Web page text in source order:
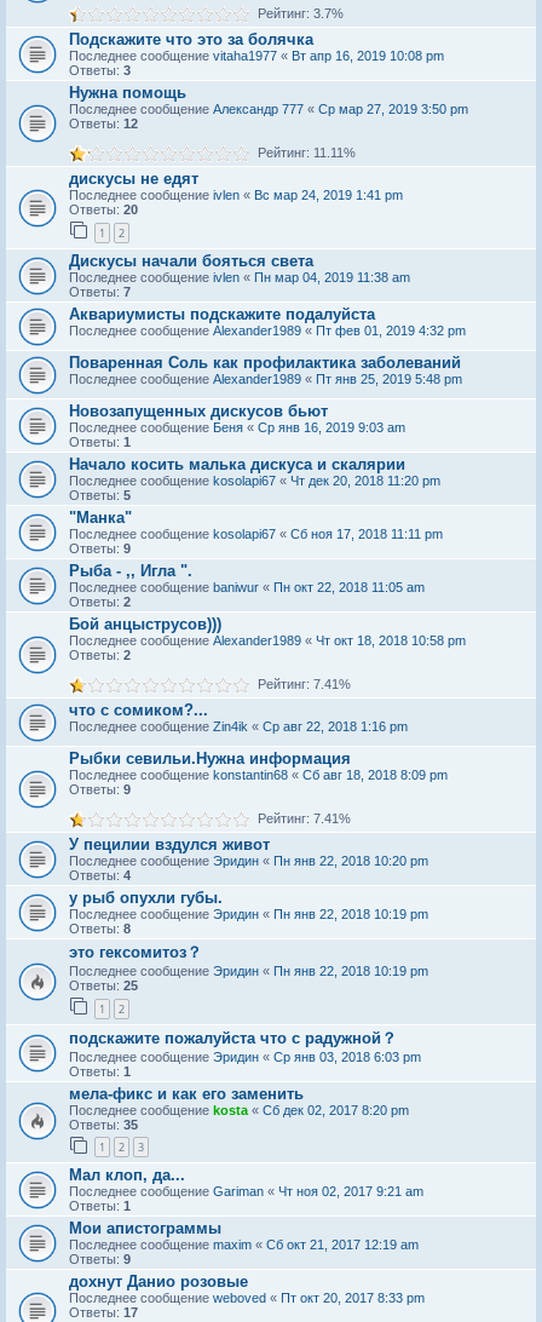
Рейтинг: 3.7%
Подскажите что это за болячка
Последнее сообщение vitaha1977 « Вт апр 16, 2019 10:08 pm
Ответы: 3
Нужна помощь
Последнее сообщение Александр 777 « Ср мар 27, 2019 3:50 pm
Ответы: 12
Рейтинг: 11.11%
дискусы не едят
Последнее сообщение ivlen « Вс мар 24, 2019 1:41 pm
Ответы: 20
1 2
Дискусы начали бояться света
Последнее сообщение ivlen « Пн мар 04, 2019 11:38 am
Ответы: 7
Аквариумисты подскажите подалуйста
Последнее сообщение Alexander1989 « Пт фев 01, 2019 4:32 pm
Поваренная Соль как профилактика заболеваний
Последнее сообщение Alexander1989 « Пт янв 25, 2019 5:48 pm
Новозапущенных дискусов бьют
Последнее сообщение Беня « Ср янв 16, 2019 9:03 am
Ответы: 1
Начало косить малька дискуса и скалярии
Последнее сообщение kosolapi67 « Чт дек 20, 2018 11:20 pm
Ответы: 5
"Манка"
Последнее сообщение kosolapi67 « Сб ноя 17, 2018 11:11 pm
Ответы: 9
Рыба - ,, Игла ".
Последнее сообщение baniwur « Пн окт 22, 2018 11:05 am
Ответы: 2
Бой анцыструсов)))
Последнее сообщение Alexander1989 « Чт окт 18, 2018 10:58 pm
Ответы: 2
Рейтинг: 7.41%
что с сомиком?...
Последнее сообщение Zin4ik « Ср авг 22, 2018 1:16 pm
Рыбки севильи.Нужна информация
Последнее сообщение konstantin68 « Сб авг 18, 2018 8:09 pm
Ответы: 9
Рейтинг: 7.41%
У пецилии вздулся живот
Последнее сообщение Эридин « Пн янв 22, 2018 10:20 pm
Ответы: 4
у рыб опухли губы.
Последнее сообщение Эридин « Пн янв 22, 2018 10:19 pm
Ответы: 8
это гексомитоз？
Последнее сообщение Эридин « Пн янв 22, 2018 10:19 pm
Ответы: 25
1 2
подскажите пожалуйста что с радужной？
Последнее сообщение Эридин « Ср янв 03, 2018 6:03 pm
Ответы: 1
мела-фикс и как его заменить
Последнее сообщение kosta « Сб дек 02, 2017 8:20 pm
Ответы: 35
1 2 3
Мал клоп, да...
Последнее сообщение Gariman « Чт ноя 02, 2017 9:21 am
Ответы: 1
Мои апистограммы
Последнее сообщение maxim « Сб окт 21, 2017 12:19 am
Ответы: 9
дохнут Данио розовые
Последнее сообщение weboved « Пт окт 20, 2017 8:33 pm
Ответы: 17